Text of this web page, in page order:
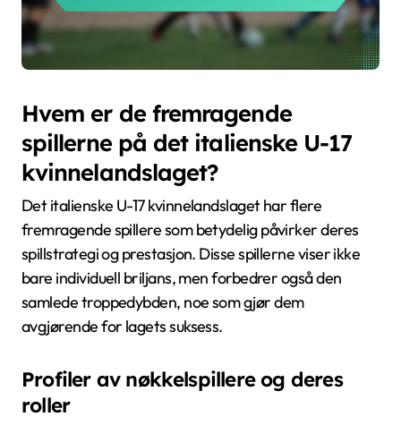
Hvem er de fremragende
spillerne på det italienske U-17
kvinnelandslaget?
Det italienske U-17 kvinnelandslaget har flere
fremragende spillere som betydelig påvirker deres
spillstrategi og prestasjon. Disse spillerne viser ikke
bare individuell briljans, men forbedrer også den
samlede troppedybden, noe som gjør dem
avgjørende for lagets suksess.
Profiler av nøkkelspillere og deres
roller